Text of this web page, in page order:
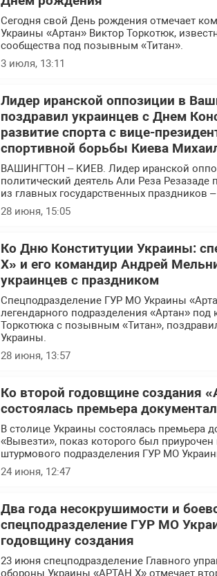
Сегодня свой День рождения отмечает
Украины «Артан» Виктор Торкотюк,
сообщества под позывным «Титан».
3 июля, 13:11
Лидер иранской оппозиции в
поздравил украинцев с Днем
развитие спорта с вице-
спортивной борьбы Киева
ВАШИНГТОН – КИЕВ. Лидер иранской
политический деятель Али Реза
из главных государственных праздников
28 июня, 15:05
Ко Дню Конституции Украины:
Х» и его командир Андрей
украинцев с праздником
Спецподразделение ГУР МО Украины
легендарного подразделения «Артан»
Торкотюка с позывным «Титан»,
Украины.
28 июня, 13:57
Ко второй годовщине создания
состоялась премьера
В столице Украины состоялась премьера
«Вывезти», показ которого был
штурмового подразделения ГУР МО
24 июня, 12:47
Два года несокрушимости и
спецподразделение ГУР МО
годовщину создания
23 июня спецподразделение Главного
обороны Украины «АРТАН Х» отмечает